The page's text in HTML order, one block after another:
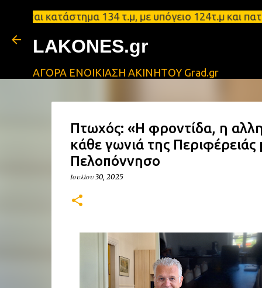
κατάστημα 134 τ.μ, με υπόγειο 124τ.μ και
LAKONES.gr
ΑΓΟΡΑ ΕΝΟΙΚΙΑΣΗ ΑΚΙΝΗΤΟΥ Grad.gr
Πτωχός: «Η φροντίδα, η
κάθε γωνιά της
Πελοπόννησο
Ιουλίου 30, 2025